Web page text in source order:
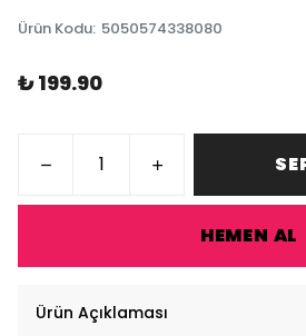
Ürün Kodu: 5050574338080
₺ 199.90
HEMEN AL
Ürün Açıklaması